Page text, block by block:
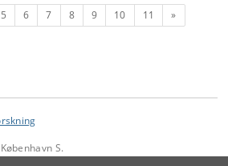
5 6 7 8 9 10 11 Næste
»
S.